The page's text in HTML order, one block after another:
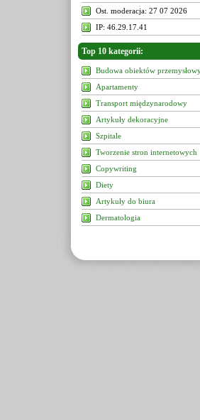
Ost. moderacja: 27 07 2026
IP: 46.29.17.41
Top 10 kategorii:
Budowa obiektów
Apartamenty
Transport międzynarodowy
Artykuły dekoracyjne
Szpitale
Tworzenie stron internetowych
Copywriting
Diety
Artykuły do biura
Dermatologia